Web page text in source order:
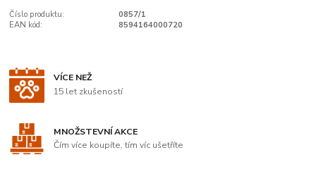
Číslo produktu:
0857/1
EAN kód:
8594164000720
VÍCE NEŽ
15 let zkušeností
MNOŽSTEVNÍ AKCE
Čím více koupíte, tím víc ušetříte